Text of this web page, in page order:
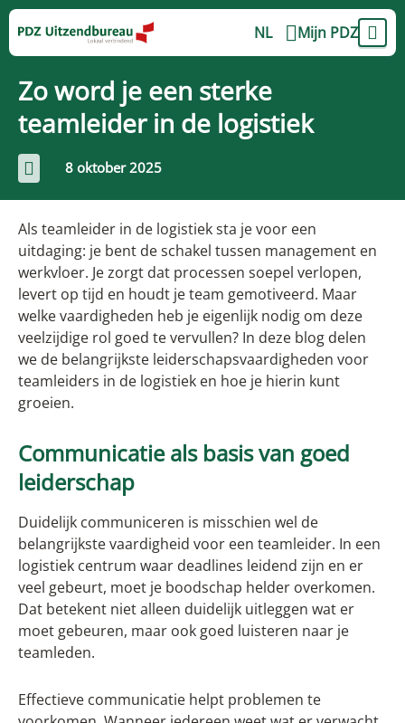
NL Mijn PDZ
Zo word je een sterke
teamleider in de logistiek
8 oktober 2025
Als teamleider in de logistiek sta je voor een
uitdaging: je bent de schakel tussen management en
werkvloer. Je zorgt dat processen soepel verlopen,
levert op tijd en houdt je team gemotiveerd. Maar
welke vaardigheden heb je eigenlijk nodig om deze
veelzijdige rol goed te vervullen? In deze blog delen
we de belangrijkste leiderschapsvaardigheden voor
teamleiders in de logistiek en hoe je hierin kunt
groeien.
Communicatie als basis van goed
leiderschap
Duidelijk communiceren is misschien wel de
belangrijkste vaardigheid voor een teamleider. In een
logistiek centrum waar deadlines leidend zijn en er
veel gebeurt, moet je boodschap helder overkomen.
Dat betekent niet alleen duidelijk uitleggen wat er
moet gebeuren, maar ook goed luisteren naar je
teamleden.
Effectieve communicatie helpt problemen te